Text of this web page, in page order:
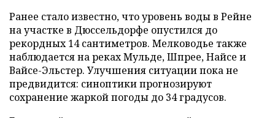
Ранее стало известно, что уровень воды в Рейне
на участке в Дюссельдорфе опустился до
рекордных 14 сантиметров. Мелководье также
наблюдается на реках Мульде, Шпрее, Найсе и
Вайсе-Эльстер. Улучшения ситуации пока не
предвидится: синоптики прогнозируют
сохранение жаркой погоды до 34 градусов.